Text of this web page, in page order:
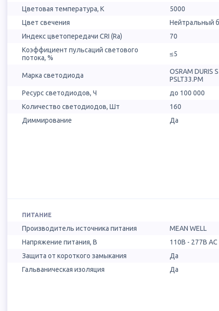
Цветовая температура, К
5000
Цвет свечения
Нейтральный
Индекс цветопередачи CRI (Ra)
70
Коэффициент пульсаций светового
потока, %
≤5
Марка светодиода
OSRAM DURIS
PSLT33.PM
Ресурс светодиодов, Ч
до 100 000
Количество светодиодов, Шт
160
Диммирование
Да
ПИТАНИЕ
Производитель источника питания
MEAN WELL
Напряжение питания, В
110B - 277B AC
Защита от короткого замыкания
Да
Гальваническая изоляция
Да